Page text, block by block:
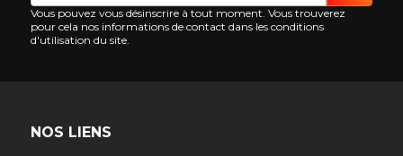
Vous pouvez vous désinscrire à tout moment. Vous trouverez
pour cela nos informations de contact dans les conditions
d'utilisation du site.
NOS LIENS